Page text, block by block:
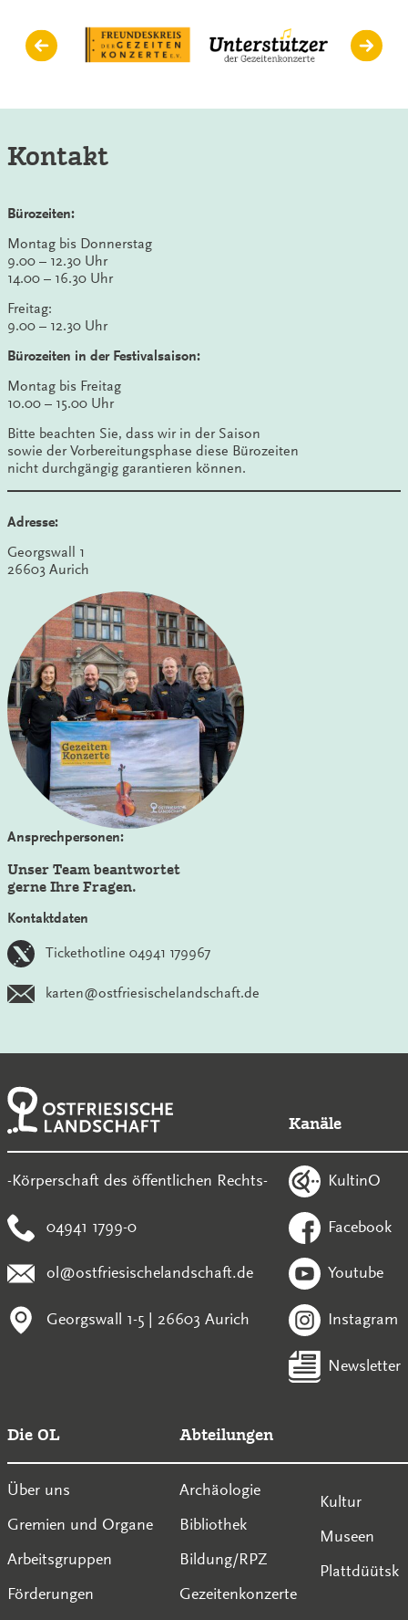
Kontakt
Bürozeiten:
Montag bis Donnerstag
9.00 – 12.30 Uhr
14.00 – 16.30 Uhr
Freitag:
9.00 – 12.30 Uhr
Bürozeiten in der Festivalsaison:
Montag bis Freitag
10.00 – 15.00 Uhr
Bitte beachten Sie, dass wir in der Saison
sowie der Vorbereitungsphase diese Bürozeiten
nicht durchgängig garantieren können.
Adresse:
Georgswall 1
26603 Aurich
Ansprechpersonen:
Unser Team beantwortet
gerne Ihre Fragen.
Kontaktdaten
Tickethotline 04941 179967
karten@ostfriesischelandschaft.de
-Körperschaft des öffentlichen Rechts-
04941 1799-0
ol@ostfriesischelandschaft.de
Georgswall 1-5 | 26603 Aurich
Kanäle
KultinO
Facebook
Youtube
Instagram
Newsletter
Die OL
Über uns
Gremien und Organe
Arbeitsgruppen
Förderungen
Abteilungen
Archäologie
Bibliothek
Bildung/RPZ
Gezeitenkonzerte
Kultur
Museen
Plattdüütsk